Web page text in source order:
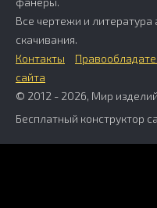
Все чертежи и
скачивания.
Контакты
сайта
© 2012 - 2026, Мир
Бесплатный конструктор